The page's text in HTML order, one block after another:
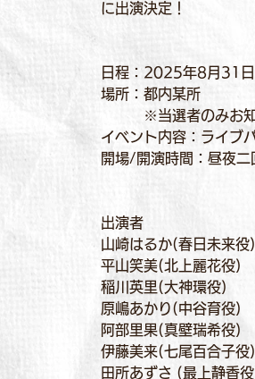
に出演決定！
日程：2025年8月31
場所：都内某所
※当選者のみお知
イベント内容：ライブ
開場/開演時間：昼夜二
出演者
山崎はるか(春日未来役)
平山笑美(北上麗花役)
稲川英里(大神環役)
原嶋あかり(中谷育役)
阿部里果(真壁瑞希役)
伊藤美来(七尾百合子役)
田所あずさ (最上静香